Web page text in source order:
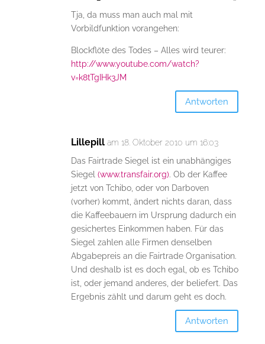
Tja, da muss man auch mal mit
Vorbildfunktion vorangehen:
Blockflöte des Todes – Alles wird teurer:
http://www.youtube.com/watch?
v=k8tTgIHk3JM
Antworten
Lillepill am 18. Oktober 2010 um 16:03
Das Fairtrade Siegel ist ein unabhängiges
Siegel (www.transfair.org). Ob der Kaffee
jetzt von Tchibo, oder von Darboven
(vorher) kommt, ändert nichts daran, dass
die Kaffeebauern im Ursprung dadurch ein
gesichertes Einkommen haben. Für das
Siegel zahlen alle Firmen denselben
Abgabepreis an die Fairtrade Organisation.
Und deshalb ist es doch egal, ob es Tchibo
ist, oder jemand anderes, der beliefert. Das
Ergebnis zählt und darum geht es doch.
Antworten